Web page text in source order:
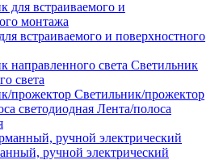
встраиваемого и поверхностного
Светильник
света
Светильник/прожектор
Лента/полоса
ручной электрический